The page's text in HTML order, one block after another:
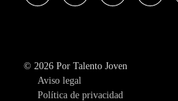
© 2026 Por Talento Joven
Aviso legal
Política de privacidad